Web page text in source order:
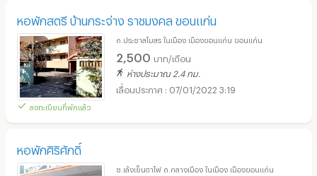
หอพักสตรี บ้านกระจ่าง ราชมงคล ขอนแก่น
ลงทะเบียนที่พักแล้ว
ถ.ประชาสโมสร ในเมือง เมืองขอนแก่น ขอนแก่น
2,500 บาท/เดือน
ห่างประมาณ 2.4 กม.
07/01/2022 3:19
หอพักศิริศักดิ์
ซ.เล้งเย็นตาโฟ ถ.กลางเมือง ในเมือง เมืองขอนแก่น